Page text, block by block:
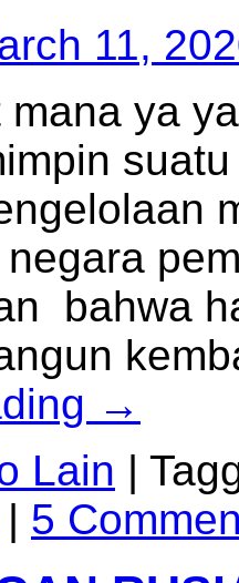
11,
ya
bahwa
→
Lain |
| 5